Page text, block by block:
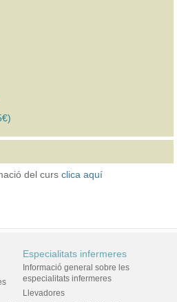
del curs clica aquí
Especialitats infermeres
Informació general sobre les
especialitats infermeres
Llevadores